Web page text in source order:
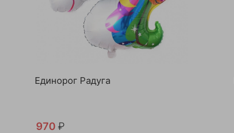
Единорог Радуга
970 ₽